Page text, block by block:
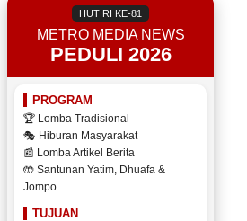
HUT RI KE-81
METRO MEDIA NEWS
PEDULI 2026
PROGRAM
🏆 Lomba Tradisional
🎭 Hiburan Masyarakat
📰 Lomba Artikel Berita
🤲 Santunan Yatim, Dhuafa &
Jompo
TUJUAN